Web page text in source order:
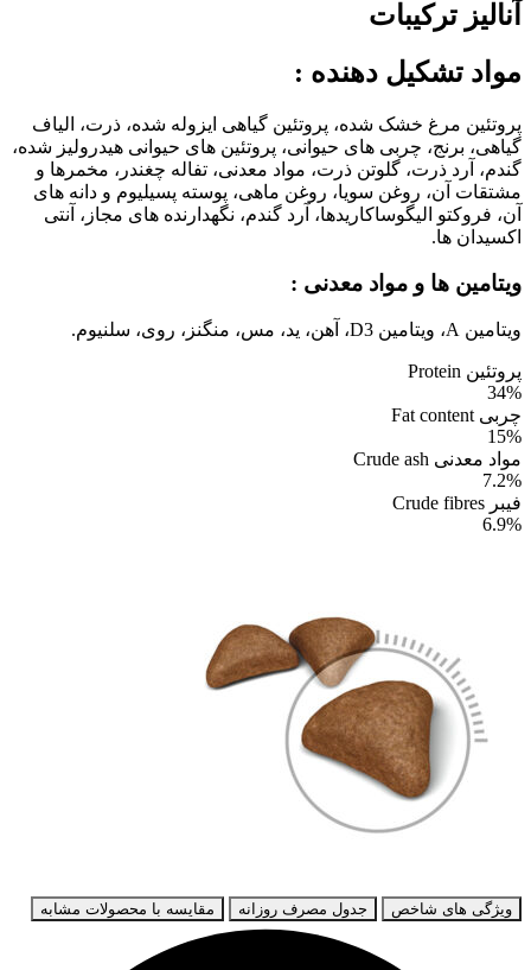
آنالیز ترکیبات
مواد تشکیل دهنده :
پروتئین مرغ خشک شده، پروتئین گیاهی ایزوله شده، ذرت، الیاف
گیاهی، برنج، چربی های حیوانی، پروتئین های حیوانی هیدرولیز شده،
گندم، آرد ذرت، گلوتن ذرت، مواد معدنی، تفاله چغندر، مخمرها و
مشتقات آن، روغن سویا، روغن ماهی، پوسته پسیلیوم و دانه های
آن، فروکتو الیگوساکاریدها، آرد گندم، نگهدارنده های مجاز، آنتی
اکسیدان ها.
ویتامین ها و مواد معدنی :
ویتامین A، ویتامین D3، آهن، ید، مس، منگنز، روی، سلنیوم.
پروتئین Protein
34%
چربی Fat content
15%
مواد معدنی Crude ash
7.2%
فیبر Crude fibres
6.9%
ویژگی های شاخص جدول مصرف روزانه مقایسه با محصولات مشابه